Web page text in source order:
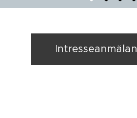
Intresseanmälan